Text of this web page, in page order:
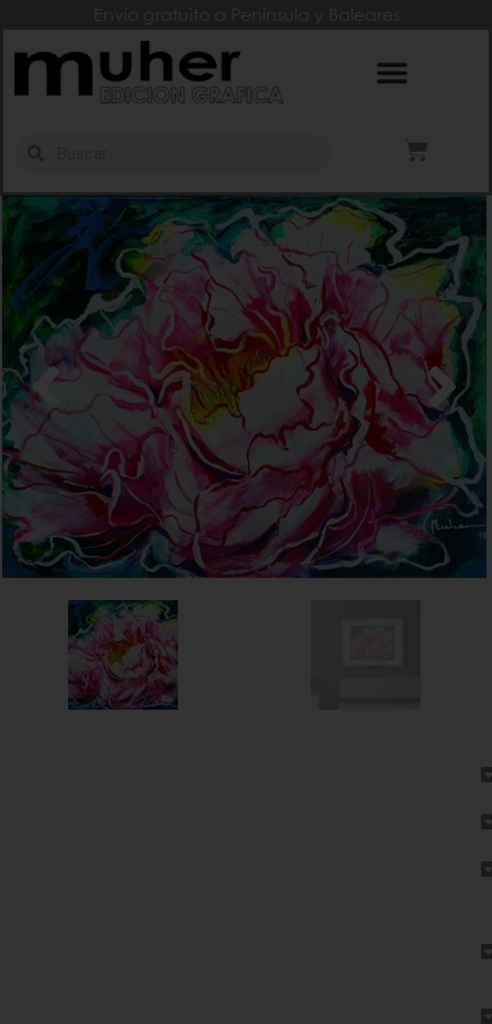
Envío gratuito a Península y Baleares